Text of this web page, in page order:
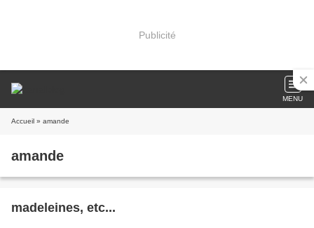
Publicité
MENU
Accueil » amande
amande
madeleines, etc...